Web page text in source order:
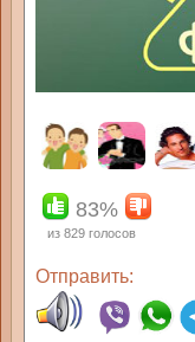
83%
из 829 голосов
Отправить: